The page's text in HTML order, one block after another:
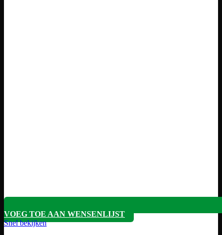
VOEG TOE AAN WENSENLIJST
Snel bekijken